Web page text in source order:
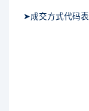
➤成交方式代码表